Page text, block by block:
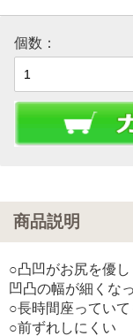
個数：
商品説明
○凸凹がお尻を優し
凹凸の幅が細くな
○長時間座っていて
○前ずれしにくい